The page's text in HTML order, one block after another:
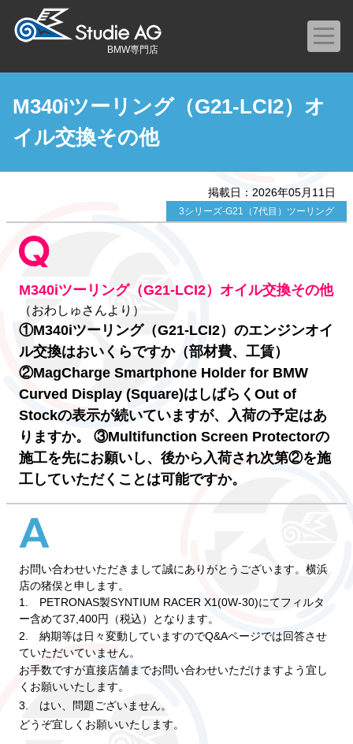
BMW専門店
M340iツーリング（G21-LCI2）オ
イル交換その他
掲載日：2026年05月11日
3シリーズ-G21（7代目）ツーリング
M340iツーリング（G21-LCI2）オイル交換その他
（おわしゅさんより）
①M340iツーリング（G21-LCI2）のエンジンオイ
ル交換はおいくらですか（部材費、工賃）
②MagCharge Smartphone Holder for BMW
Curved Display (Square)はしばらくOut of
Stockの表示が続いていますが、入荷の予定はあ
りますか。 ③Multifunction Screen Protectorの
施工を先にお願いし、後から入荷され次第②を施
工していただくことは可能ですか。
お問い合わせいただきまして誠にありがとうございます。横浜
店の猪俣と申します。
1. PETRONAS製SYNTIUM RACER X1(0W-30)にてフィルタ
ー含めて37,400円（税込）となります。
2. 納期等は日々変動していますのでQ&Aページでは回答させ
ていただいていません。
お手数ですが直接店舗までお問い合わせいただけますよう宜し
くお願いいたします。
3. はい、問題ございません。
どうぞ宜しくお願いいたします。